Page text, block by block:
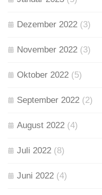
Dezember 2022 (3)
November 2022 (3)
Oktober 2022 (5)
September 2022 (2)
August 2022 (4)
Juli 2022 (8)
Juni 2022 (4)